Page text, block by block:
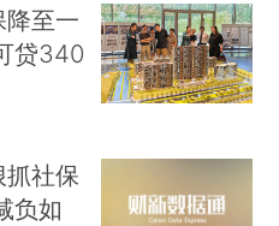
至一
贷340
抓社保
负如